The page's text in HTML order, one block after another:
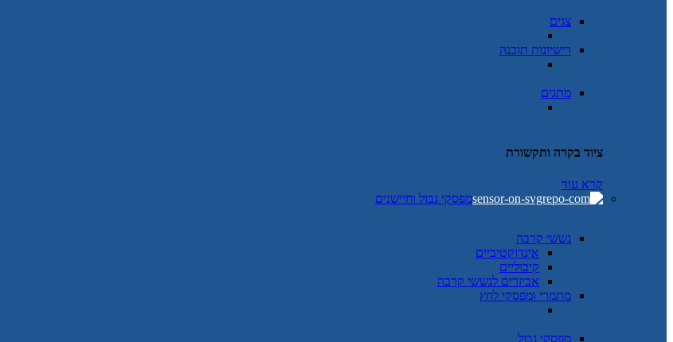
צגים
רישיונות תוכנה
מתגים
ציוד בקרה ותקשורת
קרא עוד
מפסקי גבול וחיישנים
גששי קרבה
אינדוקטיביים
קיבוליים
אביזרים לגששי קרבה
מתמרי ומפסקי לחץ
מפסקי גבול